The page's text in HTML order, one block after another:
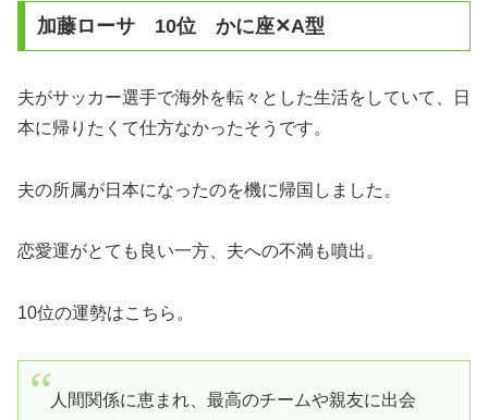
加藤ローサ 10位 かに座✕A型
夫がサッカー選手で海外を転々とした生活をしていて、日
本に帰りたくて仕方なかったそうです。
夫の所属が日本になったのを機に帰国しました。
恋愛運がとても良い一方、夫への不満も噴出。
10位の運勢はこちら。
人間関係に恵まれ、最高のチームや親友に出会